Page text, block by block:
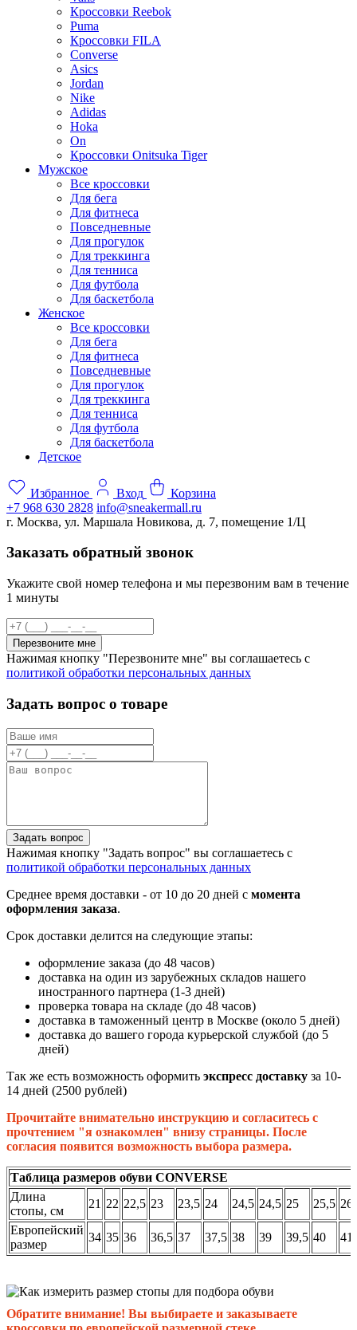
Кроссовки Reebok
Puma
Кроссовки FILA
Converse
Asics
Jordan
Nike
Adidas
Hoka
On
Кроссовки Onitsuka Tiger
Мужское
Все кроссовки
Для бега
Для фитнеса
Повседневные
Для прогулок
Для треккинга
Для тенниса
Для футбола
Для баскетбола
Женское
Все кроссовки
Для бега
Для фитнеса
Повседневные
Для прогулок
Для треккинга
Для тенниса
Для футбола
Для баскетбола
Детское
Избранное Вход
Корзина
+7 968 630 2828 info@sneakermall.ru
г. Москва, ул. Маршала Новикова, д. 7, помещение 1/Ц
Заказать обратный звонок
Укажите свой номер телефона и мы перезвоним вам в течение
1 минуты
Перезвоните мне
Нажимая кнопку "Перезвоните мне" вы соглашаетесь с
политикой обработки персональных данных
Задать вопрос о товаре
Задать вопрос
Нажимая кнопку "Задать вопрос" вы соглашаетесь с
политикой обработки персональных данных
Среднее время доставки - от 10 до 20 дней с момента
оформления заказа.
Срок доставки делится на следующие этапы:
оформление заказа (до 48 часов)
доставка на один из зарубежных складов нашего
иностранного партнера (1-3 дней)
проверка товара на складе (до 48 часов)
доставка в таможенный центр в Москве (около 5 дней)
доставка до вашего города курьерской службой (до 5
дней)
Так же есть возможность оформить экспресс доставку за 10-
14 дней (2500 рублей)
Прочитайте внимательно инструкцию и согласитесь с
прочтением "я ознакомлен" внизу страницы. После
согласия появится возможность выбора размера.
Таблица размеров обуви CONVERSE
Длина
стопы, см
21 22 22,5 23 23,5 24 24,5 24,5 25 25,5 26
Европейский
размер
34 35 36 36,5 37 37,5 38 39 39,5 40 41
Обратите внимание! Вы выбираете и заказываете